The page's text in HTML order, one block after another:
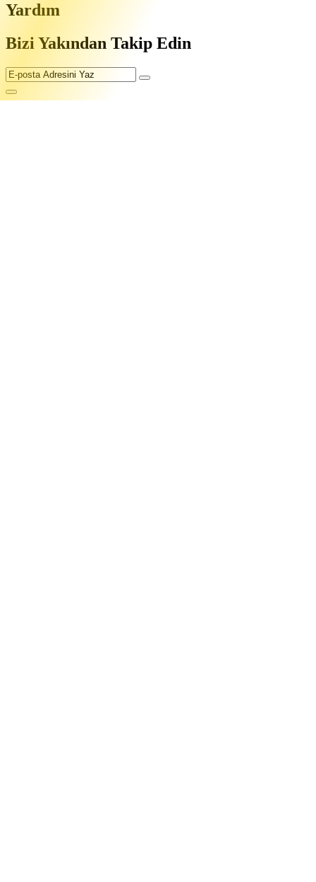
Yardım
Bizi Yakından Takip Edin